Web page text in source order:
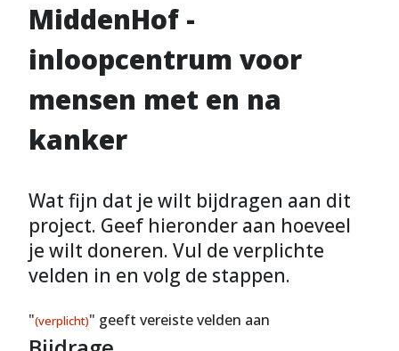
MiddenHof -
inloopcentrum voor
mensen met en na
kanker
Wat fijn dat je wilt bijdragen aan dit
project. Geef hieronder aan hoeveel
je wilt doneren. Vul de verplichte
velden in en volg de stappen.
"(verplicht)" geeft vereiste velden aan